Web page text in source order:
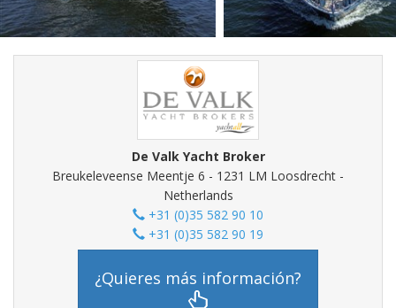
De Valk Yacht Broker
Breukeleveense Meentje 6 - 1231 LM Loosdrecht -
Netherlands
+31 (0)35 582 90 10
+31 (0)35 582 90 19
¿Quieres más información?